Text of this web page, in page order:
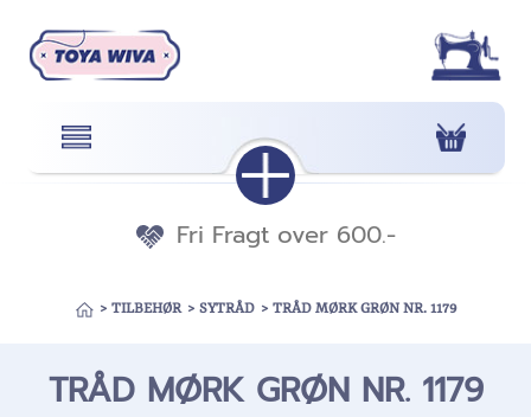
Fri Fragt over 600.-
> TILBEHØR > SYTRÅD > TRÅD MØRK GRØN NR. 1179
TRÅD MØRK GRØN NR. 1179